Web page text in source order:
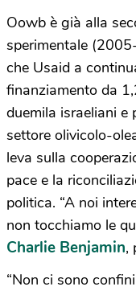
Oowb è già alla
sperimentale
che Usaid a
finanziamento da
duemila israeliani e
settore olivicolo-
leva sulla
pace e la
politica. “A noi
non tocchiamo le
Charlie Benjamin,
“Non ci sono